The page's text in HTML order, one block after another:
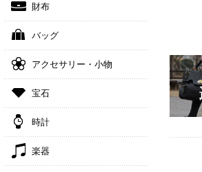
財布
バッグ
アクセサリー・小物
宝石
時計
楽器